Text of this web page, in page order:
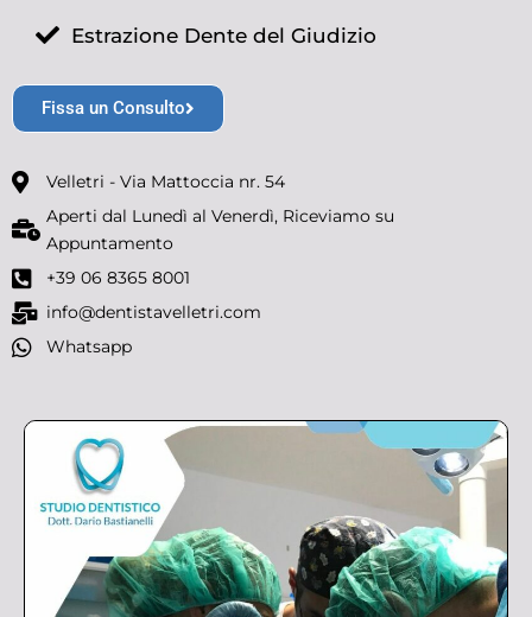
Estrazione Dente del Giudizio
Fissa un Consulto
Velletri - Via Mattoccia nr. 54
Aperti dal Lunedì al Venerdì, Riceviamo su
Appuntamento
+39 06 8365 8001
info@dentistavelletri.com
Whatsapp